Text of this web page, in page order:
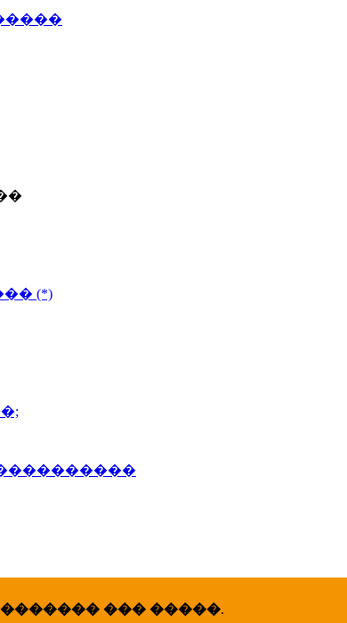
(*)
��� �����.